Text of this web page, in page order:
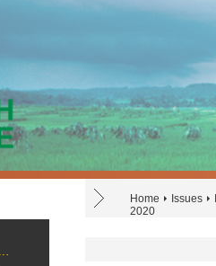
Home Issues
2020